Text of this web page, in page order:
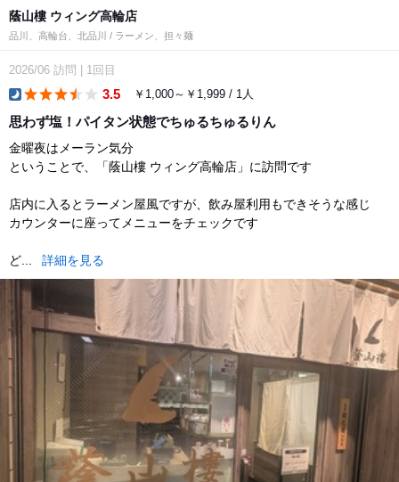
蔭山樓 ウィング高輪店
品川、高輪台、北品川 / ラーメン、担々麺
2026/06 訪問 1回目
3.5 ￥1,000～￥1,999 / 1人
思わず塩！パイタン状態でちゅるちゅるりん
金曜夜はメーラン気分
ということで、「蔭山樓 ウィング高輪店」に訪問です
店内に入るとラーメン屋風ですが、飲み屋利用もできそうな感じ
カウンターに座ってメニューをチェックです
ど... 詳細を見る